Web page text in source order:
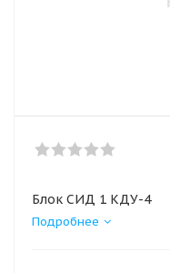
Блок СИД 1 КДУ-4
Подробнее